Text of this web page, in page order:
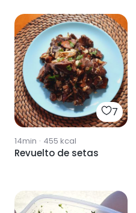
7
14min · 455 kcal
Revuelto de setas